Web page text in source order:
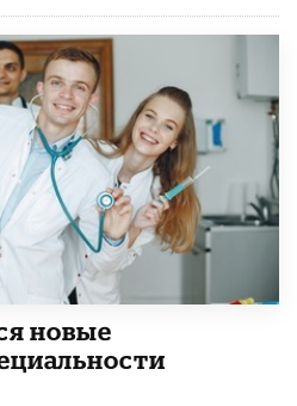
новые